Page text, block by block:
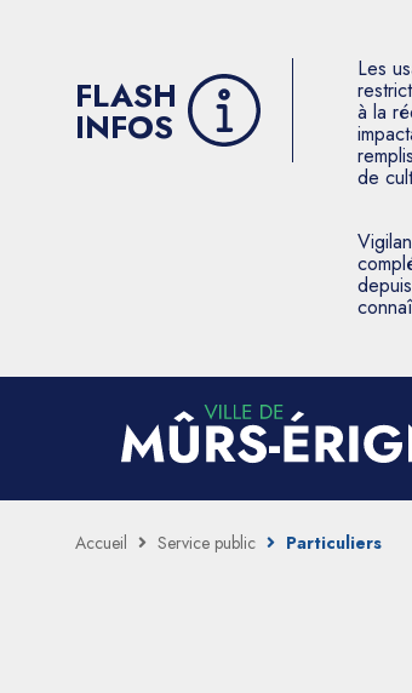
FLASH
INFOS
Les
à la
de
Accueil Service public Particuliers